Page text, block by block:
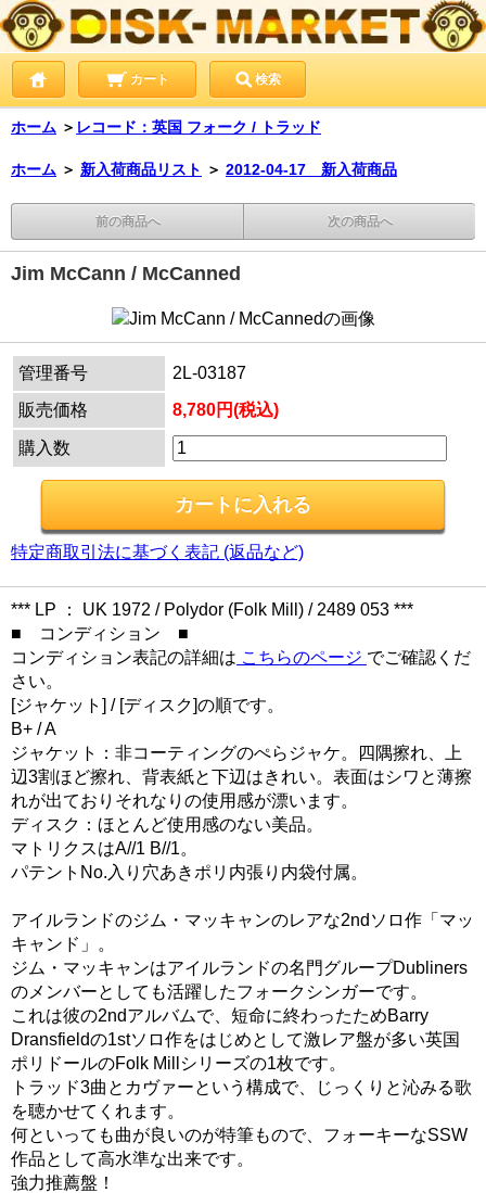
カート 検索
ホーム ＞ レコード：英国 フォーク / トラッド
ホーム ＞ 新入荷商品リスト ＞ 2012-04-17 新入荷商品
前の商品へ 次の商品へ
Jim McCann / McCanned
管理番号
2L-03187
販売価格
8,780円(税込)
購入数
特定商取引法に基づく表記 (返品など)
*** LP ： UK 1972 / Polydor (Folk Mill) / 2489 053 ***
■ コンディション ■
コンディション表記の詳細は こちらのページ でご確認くだ
さい。
[ジャケット] / [ディスク]の順です。
B+ / A
ジャケット：非コーティングのぺらジャケ。四隅擦れ、上
辺3割ほど擦れ、背表紙と下辺はきれい。表面はシワと薄擦
れが出ておりそれなりの使用感が漂います。
ディスク：ほとんど使用感のない美品。
マトリクスはA//1 B//1。
パテントNo.入り穴あきポリ内張り内袋付属。
アイルランドのジム・マッキャンのレアな2ndソロ作「マッ
キャンド」。
ジム・マッキャンはアイルランドの名門グループDubliners
のメンバーとしても活躍したフォークシンガーです。
これは彼の2ndアルバムで、短命に終わったためBarry
Dransfieldの1stソロ作をはじめとして激レア盤が多い英国
ポリドールのFolk Millシリーズの1枚です。
トラッド3曲とカヴァーという構成で、じっくりと沁みる歌
を聴かせてくれます。
何といっても曲が良いのが特筆もので、フォーキーなSSW
作品として高水準な出来です。
強力推薦盤！